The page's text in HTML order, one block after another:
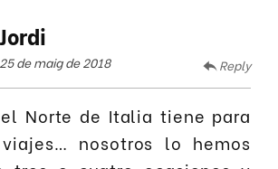
Jordi
25 de maig de 2018 Reply
Norte de Italia tiene para
nosotros lo hemos